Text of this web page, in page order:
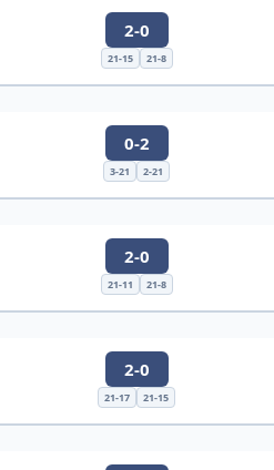
2-0
21-15 21-8
0-2
3-21 2-21
2-0
21-11 21-8
2-0
21-17 21-15